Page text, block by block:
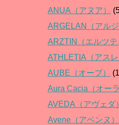
ANUA（アヌア）
ARGELAN（アルジ
ARZTIN（エルツテ
ATHLETIA（アスレ
AUBE（オーブ）
Aura Cacia（オーラ
AVEDA（アヴェダ）
Avene（アベンヌ）